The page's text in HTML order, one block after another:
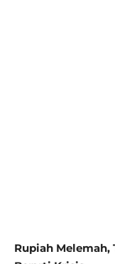
Rupiah Melemah,